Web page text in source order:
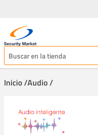
Inicio /Audio /